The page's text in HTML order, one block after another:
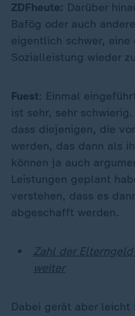
ZDFheute: Darüber
Bafög oder auch
eigentlich schwer,
Sozialleistung wieder
Fuest: Einmal
ist sehr, sehr
dass diejenigen, die
werden, das dann als
können ja auch
Leistungen geplant
verstehen, dass es
abgeschafft werden.
Zahl der
weiter
Dabei gerät aber leicht